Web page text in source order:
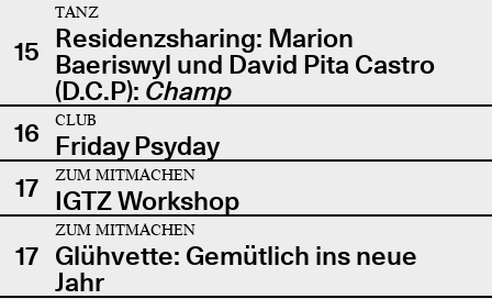
15
TANZ
Residenzsharing: Marion
Baeriswyl und David Pita Castro
(D.C.P): Champ
16
CLUB
Friday Psyday
17
ZUM MITMACHEN
IGTZ Workshop
17
ZUM MITMACHEN
Glühvette: Gemütlich ins neue
Jahr